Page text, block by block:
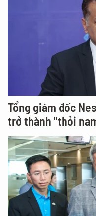
Tổng giám đốc
trở thành "thỏi